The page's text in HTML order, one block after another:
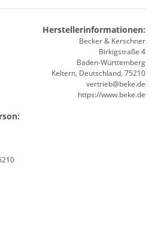
Herstellerinformationen:
Becker & Kerschner
Birkigstraße 4
Baden-Württemberg
Keltern, Deutschland, 75210
vertrieb@beke.de
https://www.beke.de